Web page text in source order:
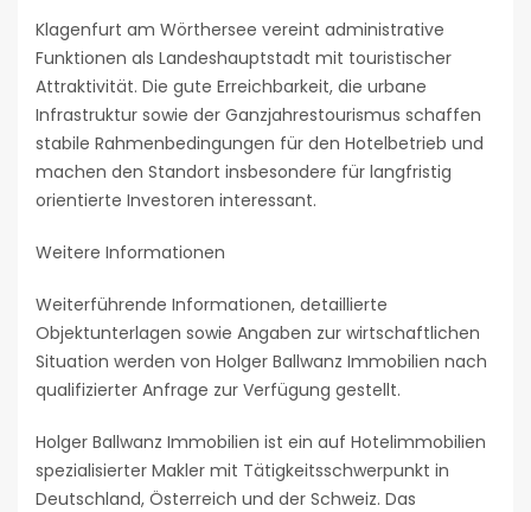
Klagenfurt am Wörthersee vereint administrative
Funktionen als Landeshauptstadt mit touristischer
Attraktivität. Die gute Erreichbarkeit, die urbane
Infrastruktur sowie der Ganzjahrestourismus schaffen
stabile Rahmenbedingungen für den Hotelbetrieb und
machen den Standort insbesondere für langfristig
orientierte Investoren interessant.
Weitere Informationen
Weiterführende Informationen, detaillierte
Objektunterlagen sowie Angaben zur wirtschaftlichen
Situation werden von Holger Ballwanz Immobilien nach
qualifizierter Anfrage zur Verfügung gestellt.
Holger Ballwanz Immobilien ist ein auf Hotelimmobilien
spezialisierter Makler mit Tätigkeitsschwerpunkt in
Deutschland, Österreich und der Schweiz. Das